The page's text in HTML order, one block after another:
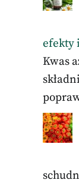
efekty
Kwas